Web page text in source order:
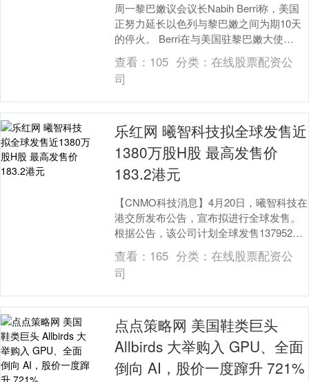
周一黎巴嫩议会议长Nabih Berri称，美国
正努力延长以色列与黎巴嫩之间为期10天
的停火。 Berri在与美国驻黎巴嫩大使
Michel Issa会晤后做出了....
查看： 105 分类： 在线股票配资公
司
乐红网 曦智科技拟全球发售近
1380万股H股 最高发售价
183.2港元
【CNMO科技消息】4月20日，曦智科技在
港交所发布公告，宣布拟进行全球发售。
根据公告，该公司计划全球发售13795215
股H股。其中香港发售股份689775股....
查看： 165 分类： 在线股票配资公
司
点点策略网 美国鞋类巨头
Allbirds 大举购入 GPU、全面
倒向 AI，股价一度蹿升 721%